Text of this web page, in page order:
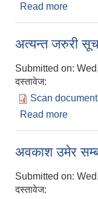
Read more
अत्यन्त जरुरी
Submitted on:
दस्तावेज:
Scan
Read more
अवकाश उमेर
Submitted on:
दस्तावेज: